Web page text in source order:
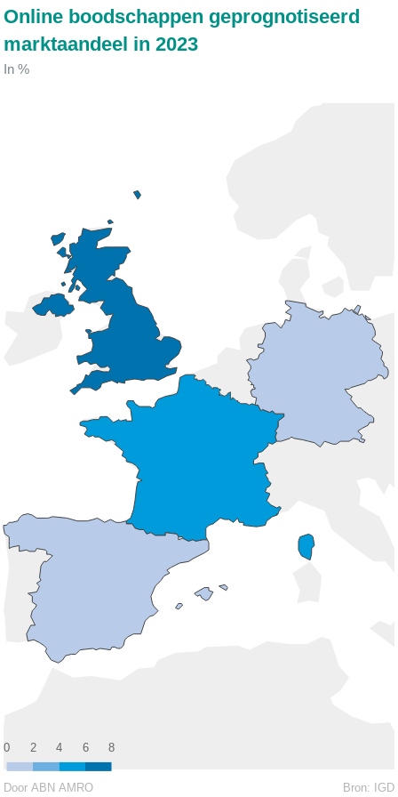
Online boodschappen geprognotiseerd
marktaandeel in 2023
In %
0 2 4 6 8
Bron: IGD
Door ABN AMRO